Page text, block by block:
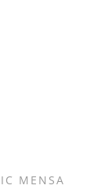
MENSA